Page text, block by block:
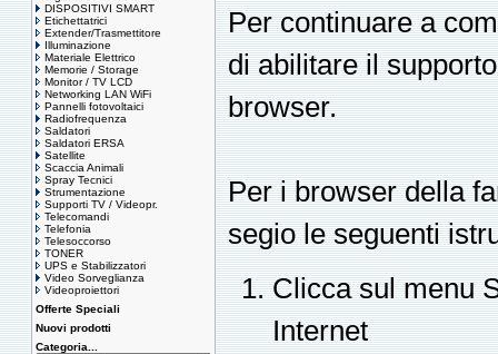
DISPOSITIVI SMART
Etichettatrici
Extender/Trasmettitore
Illuminazione
Materiale Elettrico
Memorie / Storage
Monitor / TV LCD
Networking LAN WiFi
Pannelli fotovoltaici
Radiofrequenza
Saldatori
Saldatori ERSA
Satellite
Scaccia Animali
Spray Tecnici
Strumentazione
Supporti TV / Videopr.
Telecomandi
Telefonia
Telesoccorso
TONER
UPS e Stabilizzatori
Video Sorveglianza
Videoproiettori
Offerte Speciali
Nuovi prodotti
Categoria...
Per continuare a
di abilitare il
browser.
Per i browser della
segio le seguenti
Clicca sul menu
Internet